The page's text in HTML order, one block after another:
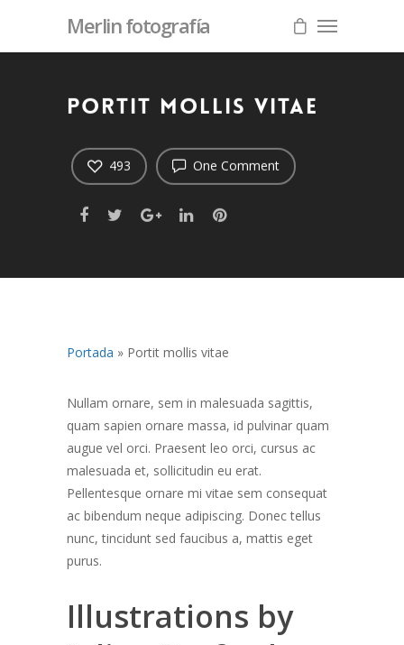
Merlin fotografía
Portit mollis vitae
One Comment
493
Portada » Portit mollis vitae
Nullam ornare, sem in malesuada sagittis,
quam sapien ornare massa, id pulvinar quam
augue vel orci. Praesent leo orci, cursus ac
malesuada et, sollicitudin eu erat.
Pellentesque ornare mi vitae sem consequat
ac bibendum neque adipiscing. Donec tellus
nunc, tincidunt sed faucibus a, mattis eget
purus.
Illustrations by